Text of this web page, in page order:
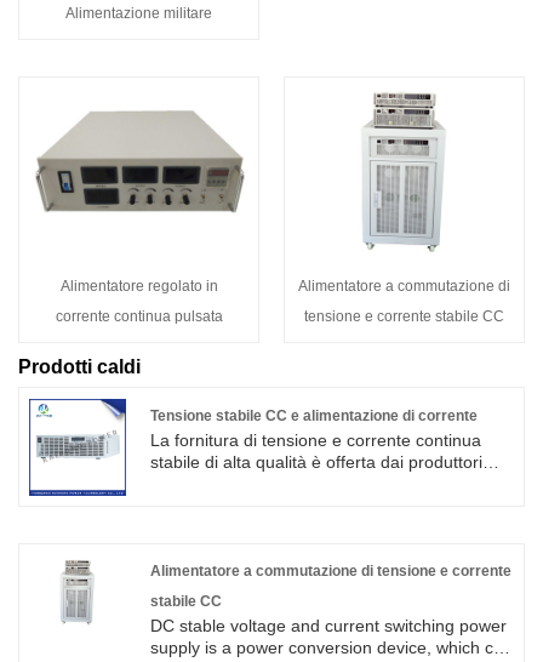
Alimentazione militare
Alimentatore regolato in
corrente continua pulsata
Alimentatore a commutazione di
tensione e corrente stabile CC
Prodotti caldi
Tensione stabile CC e alimentazione di corrente
La fornitura di tensione e corrente continua
stabile di alta qualità è offerta dai produttori
scelta migliore per le unità di ricerca, i test di
laboratorio e l'alimentazione di prova della
Alimentatore a commutazione di tensione e corrente
stabile CC
DC stable voltage and current switching power
supply is a power conversion device, which can